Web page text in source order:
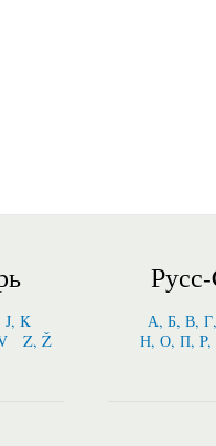
J, K
Z, Ž
А, Б, В,
Н, О, П,